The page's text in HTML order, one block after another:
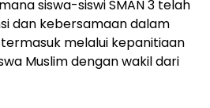
siswa-siswi SMAN 3 telah
dan kebersamaan dalam
melalui kepanitiaan
Muslim dengan wakil dari